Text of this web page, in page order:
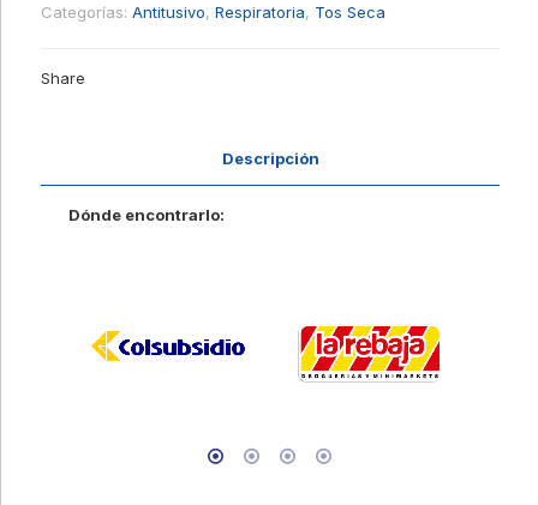
Categorías: Antitusivo, Respiratoria, Tos Seca
Share
Descripción
Dónde encontrarlo: